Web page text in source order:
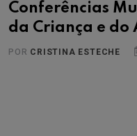
Conferências
da Criança e do
POR CRISTINA ESTECHE